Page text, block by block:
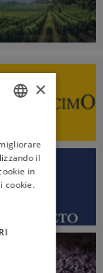
ENGLISH
×
il
in
cookie.